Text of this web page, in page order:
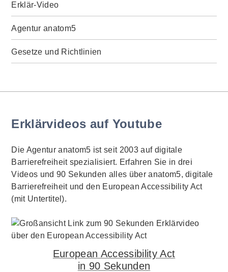
Erklär-Video
Agentur anatom5
Gesetze und Richtlinien
Erklärvideos auf Youtube
Die Agentur anatom5 ist seit 2003 auf digitale
Barrierefreiheit spezialisiert. Erfahren Sie in drei
Videos und 90 Sekunden alles über anatom5, digitale
Barrierefreiheit und den European Accessibility Act
(mit Untertitel).
European Accessibility Act
in 90 Sekunden